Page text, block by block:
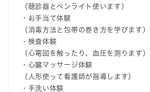
（聴診器とペンライト使います）
・お手当て体験
（消毒方法と包帯の巻き方を学びます）
・検査体験
（心電図を触ったり、血圧を測ります）
・心臓マッサージ体験
（人形使って看護師が指導します）
・手洗い体験